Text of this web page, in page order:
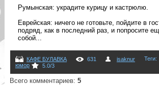
Румынская: украдите курицу и кастрюлю.
Еврейская: ничего не готовьте, пойдите в
подряд, как в последний раз, и попросите
собой...
КАФЕ БУЛАВКА 631 isaknur Теги:
юмор
5.0/3
Всего комментариев: 5